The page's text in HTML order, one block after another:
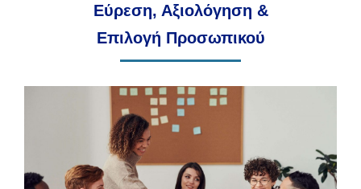
Εύρεση, Αξιολόγηση &
Επιλογή Προσωπικού